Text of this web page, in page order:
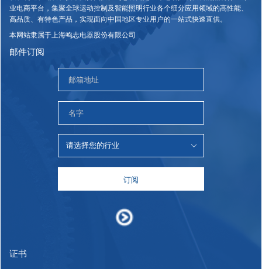
业电商平台，集聚全球运动控制及智能照明行业各个细分应用领域的高性能、
高品质、有特色产品，实现面向中国地区专业用户的一站式快速直供。
本网站隶属于上海鸣志电器股份有限公司
邮件订阅
订阅
证书